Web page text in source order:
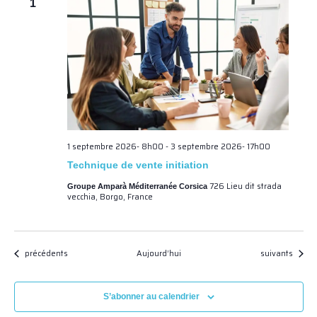
1
Technique de vente initiation
1 septembre 2026- 8h00 - 3 septembre 2026- 17h00
Groupe Amparà Méditerranée Corsica 726 Lieu dit strada
vecchia, Borgo, France
Évènements
précédents Aujourd’hui Évènements
suivants
S’abonner au calendrier